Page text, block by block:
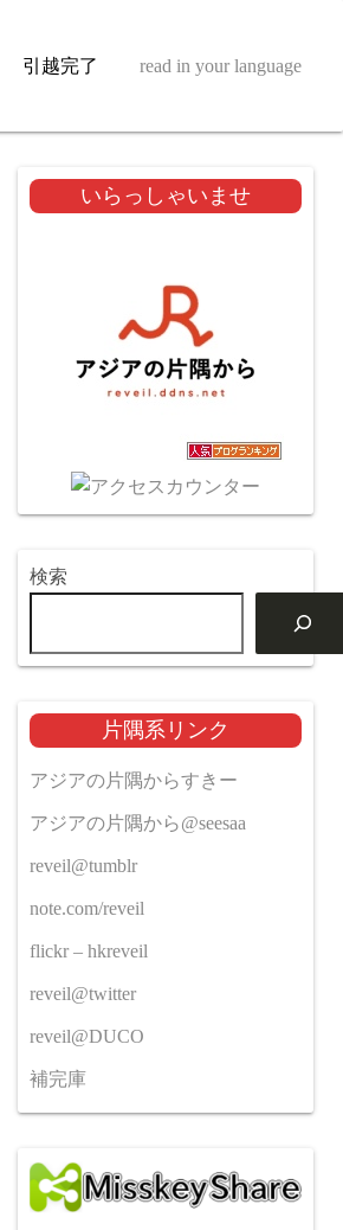
引越完了 read in your language
いらっしゃいませ
検索
片隅系リンク
アジアの片隅からすきー
アジアの片隅から@seesaa
reveil@tumblr
note.com/reveil
flickr – hkreveil
reveil@twitter
reveil@DUCO
補完庫